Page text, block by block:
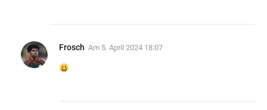
Frosch Am 5. April 2024 18:07